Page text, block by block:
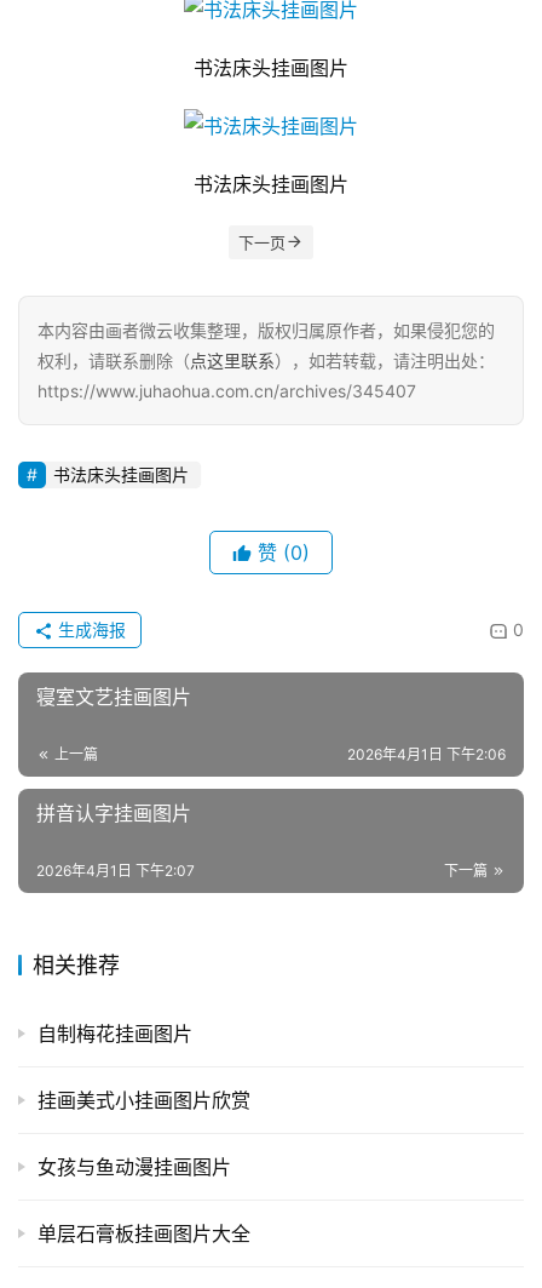
书法床头挂画图片
书法床头挂画图片
下一页
本内容由画者微云收集整理，版权归属原作者，如果侵犯您的
权利，请联系删除（点这里联系），如若转载，请注明出处：
https://www.juhaohua.com.cn/archives/345407
书法床头挂画图片
赞 (0)
0
生成海报
寝室文艺挂画图片
上一篇 2026年4月1日 下午2:06
拼音认字挂画图片
下一篇
2026年4月1日 下午2:07
相关推荐
自制梅花挂画图片
挂画美式小挂画图片欣赏
女孩与鱼动漫挂画图片
单层石膏板挂画图片大全